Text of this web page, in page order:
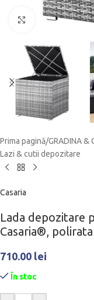
Click to enlarge
Prima pagină/GRADINA &
Lazi & cutii depozitare
Casaria
Lada depozitare
Casaria®,
710.00 lei
În stoc